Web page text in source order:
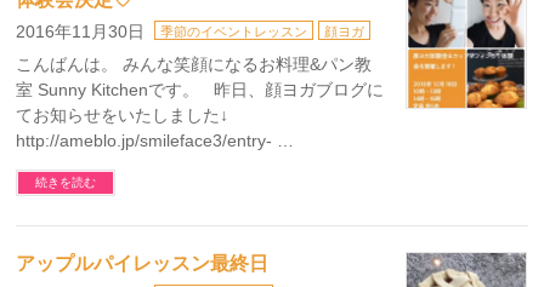
2016年11月30日 季節のイベントレッスン 顔ヨガ
こんばんは。 みんな笑顔になるお料理&パン教
室 Sunny Kitchenです。 昨日、顔ヨガブログに
てお知らせをいたしました↓
http://ameblo.jp/smileface3/entry- …
続きを読む
アップルパイレッスン最終日